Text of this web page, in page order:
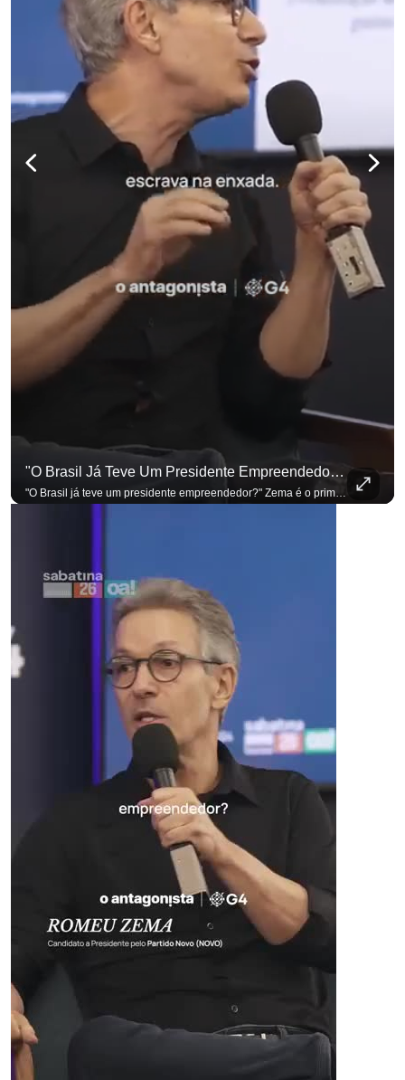
"O Brasil Já Teve Um Presidente Empreendedor?"
"O Brasil já teve um presidente empreendedor?" Zema é o primeiro a sentar na cadeira. Outros três presidenciáveis ainda vão passar por ela. A Sabatina Presidencial está no ar, com perguntas que vieram de uma pesquisa inédita com empresários. Acompanhe AO VIVO no YouTube do G4 Business. Se você busca informação com credibilidade, inscreva-se agora e ative o